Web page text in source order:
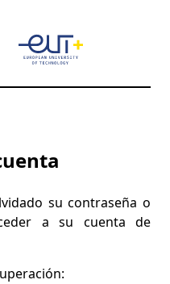
su contraseña o
a su cuenta de